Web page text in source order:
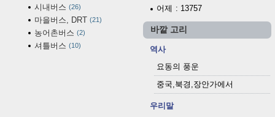
시내버스 26
마을버스, DRT 21
농어촌버스 2
셔틀버스 10
어제 : 13757
바깥 고리
역사
요동의 풍운
중국,북경,장안가에서
우리말